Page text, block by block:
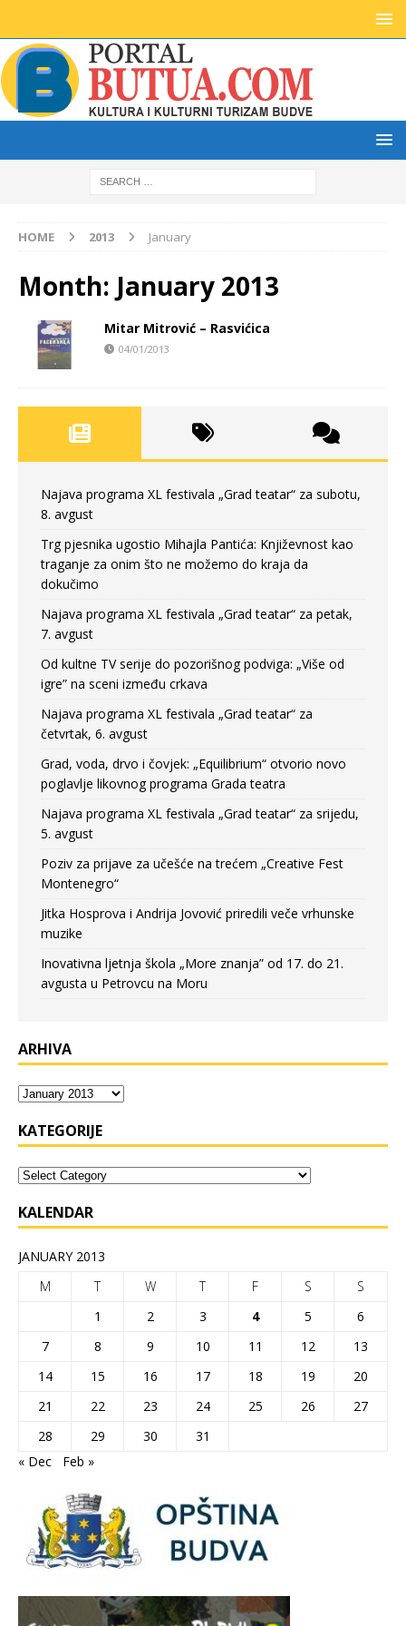
HOME 2013 January
Month: January 2013
Mitar Mitrović – Rasvićica
04/01/2013
Najava programa XL festivala „Grad teatar“ za subotu,
8. avgust
Trg pjesnika ugostio Mihajla Pantića: Književnost kao
traganje za onim što ne možemo do kraja da
dokučimo
Najava programa XL festivala „Grad teatar“ za petak,
7. avgust
Od kultne TV serije do pozorišnog podviga: „Više od
igre” na sceni između crkava
Najava programa XL festivala „Grad teatar“ za
četvrtak, 6. avgust
Grad, voda, drvo i čovjek: „Equilibrium“ otvorio novo
poglavlje likovnog programa Grada teatra
Najava programa XL festivala „Grad teatar“ za srijedu,
5. avgust
Poziv za prijave za učešće na trećem „Creative Fest
Montenegro“
Jitka Hosprova i Andrija Jovović priredili veče vrhunske
muzike
Inovativna ljetnja škola „More znanja” od 17. do 21.
avgusta u Petrovcu na Moru
ARHIVA
KATEGORIJE
KALENDAR
JANUARY 2013
M
T W T F S
S
1
2 3 4 5
6
7
8 9 10 11 12
13
14
15 16 17 18 19
20
21
22 23 24 25 26
27
28
29 30
31
« Dec
Feb »